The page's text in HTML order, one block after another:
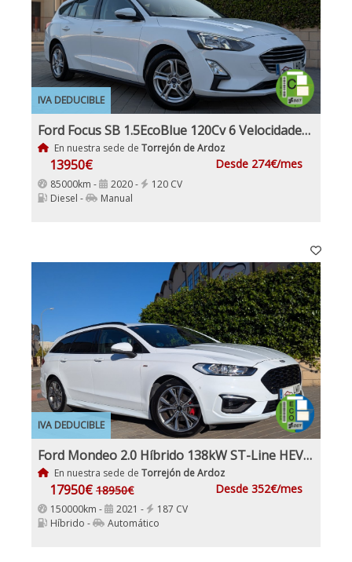
IVA DEDUCIBLE
Ford Focus SB 1.5EcoBlue 120Cv 6 Velocidades 5 Puertas, Etiqueta Medioambiental C IVA y garantía Inc Nacional
En nuestra sede de Torrejón de Ardoz
13950€ Desde 274€/mes
85000km - 2020 -
120 CV
Diesel -
Manual
IVA DEDUCIBLE
Ford Mondeo 2.0 Híbrido 138kW ST-Line HEV AT SB Etiqueta medioambiental ECO Nacional 1Dueño con IVA y Garantía
En nuestra sede de Torrejón de Ardoz
17950€ 18950€ Desde 352€/mes
150000km - 2021 -
187 CV
Híbrido -
Automático